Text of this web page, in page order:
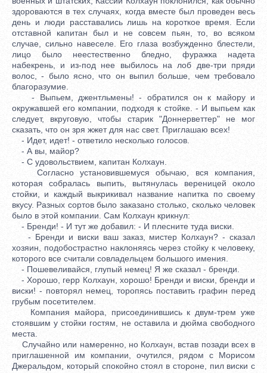
здороваются в тех случаях, когда вместе был проведен весь
день и люди расставались лишь на короткое время. Если
отставной капитан был и не совсем пьян, то, во всяком
случае, сильно навеселе. Его глаза возбужденно блестели,
лицо было неестественно бледно, фуражка надета
набекрень, и из-под нее выбилось на лоб две-три пряди
волос, - было ясно, что он выпил больше, чем требовало
благоразумие.
- Выпьем, джентльмены! - обратился он к майору и
окружавшей его компании, подходя к стойке. - И выпьем как
следует, вкруговую, чтобы старик "Доннерветтер" не мог
сказать, что он зря жжет для нас свет. Приглашаю всех!
- Идет, идет! - ответило несколько голосов.
- А вы, майор?
- С удовольствием, капитан Колхаун.
Согласно установившемуся обычаю, вся компания,
которая собралась выпить, вытянулась вереницей около
стойки, и каждый выкрикивал название напитка по своему
вкусу. Разных сортов было заказано столько, сколько человек
было в этой компании. Сам Колхаун крикнул:
- Бренди! - И тут же добавил: - И плесните туда виски.
- Бренди и виски ваш заказ, мистер Колхаун? - сказал
хозяин, подобострастно наклоняясь через стойку к человеку,
которого все считали совладельцем большого имения.
- Пошевеливайся, глупый немец! Я же сказал - бренди.
- Хорошо, гepp Колхаун, хорошо! Бренди и виски, бренди и
виски! - повторял немец, торопясь поставить графин перед
грубым посетителем.
Компания майора, присоединившись к двум-трем уже
стоявшим у стойки гостям, не оставила и дюйма свободного
места.
Случайно или намеренно, но Колхаун, встав позади всех в
приглашенной им компании, очутился, рядом с Морисом
Джеральдом, который спокойно стоял в стороне, пил виски с